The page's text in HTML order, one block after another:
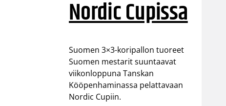
Nordic Cupissa
Suomen 3×3-koripallon tuoreet
Suomen mestarit suuntaavat
viikonloppuna Tanskan
Kööpenhaminassa pelattavaan
Nordic Cupiin.